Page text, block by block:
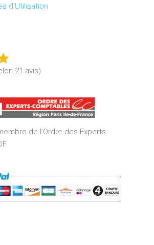
d’Utilisation
21 avis)
de l’Ordre des Experts-